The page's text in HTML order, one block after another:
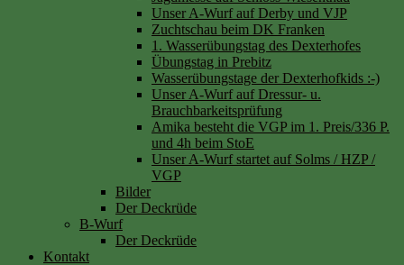
Unser A-Wurf auf Derby und VJP
Zuchtschau beim DK Franken
1. Wasserübungstag des Dexterhofes
Übungstag in Prebitz
Wasserübungstage der Dexterhofkids :-)
Unser A-Wurf auf Dressur- u.
Brauchbarkeitsprüfung
Amika besteht die VGP im 1. Preis/336 P.
und 4h beim StoE
Unser A-Wurf startet auf Solms / HZP /
VGP
Bilder
Der Deckrüde
B-Wurf
Der Deckrüde
Kontakt